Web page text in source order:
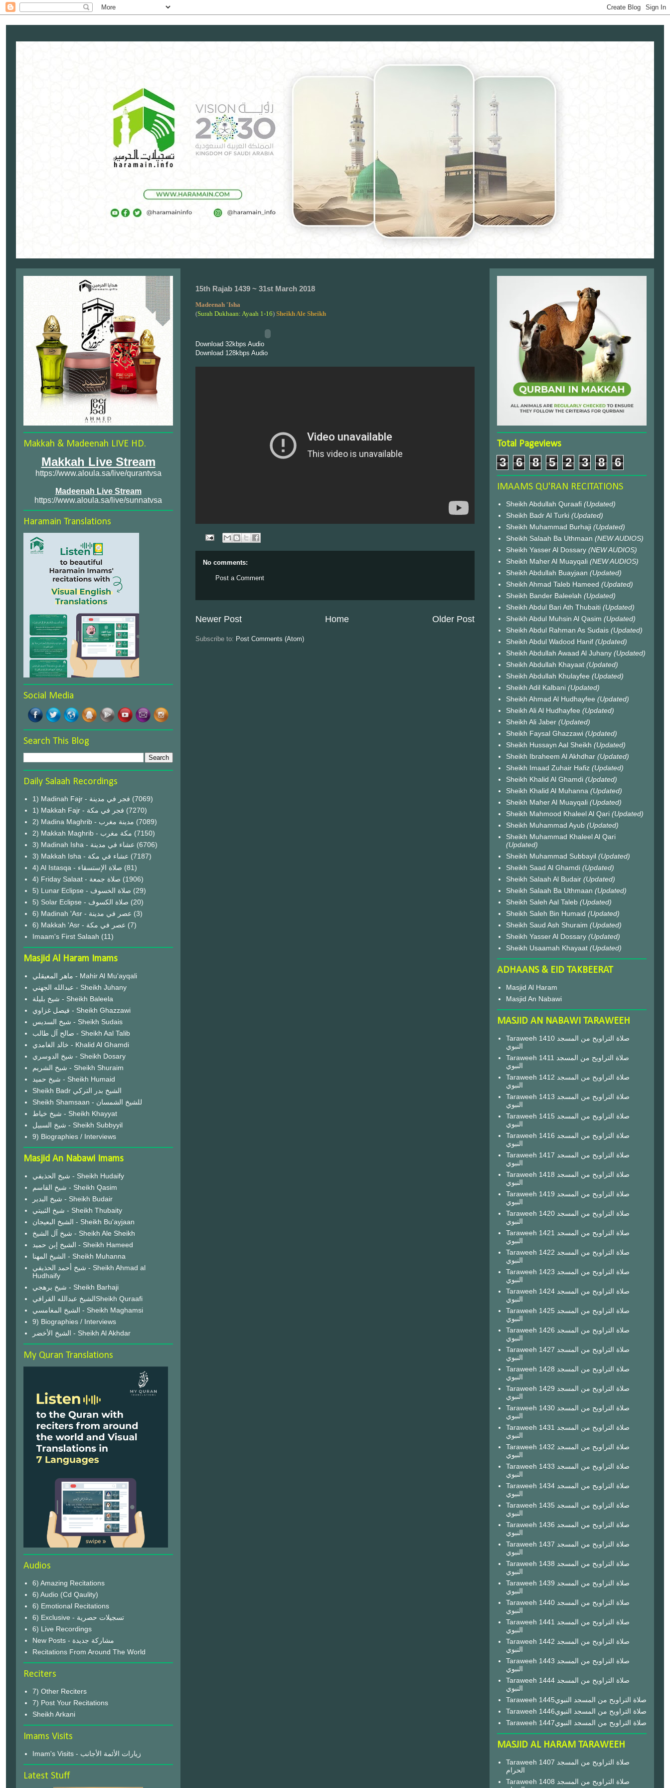
15th Rajab 1439 ~ 31st March 2018
Madeenah 'Isha
(Surah Dukhaan: Ayaah 1-16) Sheikh Ale Sheikh
Download 32kbps Audio
Download 128kbps Audio
No comments:
Post a Comment
Newer Post Older Post
Home
Subscribe to: Post Comments (Atom)
Makkah & Madeenah LIVE HD.
Makkah Live Stream
https://www.aloula.sa/live/qurantvsa
Madeenah Live Stream
https://www.aloula.sa/live/sunnatvsa
Haramain Translations
Social Media
Search This Blog
Daily Salaah Recordings
1) Madinah Fajr - فجر في مدينة (7069)
1) Makkah Fajr - فجر في مكة (7270)
2) Madina Maghrib - مدينة مغرب (7089)
2) Makkah Maghrib - مكة مغرب (7150)
3) Madinah Isha - عشاء في مدينة (6706)
3) Makkah Isha - عشاء في مكة (7187)
4) Al Istasqa - صلاة الإستسقاء (81)
4) Friday Salaat - صلاة جمعة (1906)
5) Lunar Eclipse - صلاة الخسوف (29)
(20)
6) Madinah 'Asr - عصر في مدينة (3)
6) Makkah 'Asr - عصر في مكة (7)
Imaam's First Salaah (11)
Masjid Al Haram Imams
ماهر المعيقلي - Mahir Al Mu'ayqali
عبدالله الجهني - Sheikh Juhany
شيخ بليلة - Sheikh Baleela
فيصل غزاوي - Sheikh Ghazzawi
شيخ السديس - Sheikh Sudais
صالح آل طالب - Sheikh Aal Talib
خالد الغامدي - Khalid Al Ghamdi
شيخ الدوسري - Sheikh Dosary
شيخ الشريم - Sheikh Shuraim
شيخ حميد - Sheikh Humaid
Sheikh Badr الشيخ بدر التركي
Sheikh Shamsaan - للشيخ الشمسان
شيخ خياط - Sheikh Khayyat
شيخ السبيل - Sheikh Subbyyil
9) Biographies / Interviews
Masjid An Nabawi Imams
شيخ الحذيفي - Sheikh Hudaify
شيخ القاسم - Sheikh Qasim
شيخ البدير - Sheikh Budair
شيخ الثبيتي - Sheikh Thubaity
الشيخ البعيجان - Sheikh Bu'ayjaan
شيخ آل الشيخ - Sheikh Ale Sheikh
الشيخ إبن حميد - Sheikh Hameed
الشيخ المهنا - Sheikh Muhanna
شيخ أحمد الحذيفي - Sheikh Ahmad al
Hudhaify
شيخ برهجي - Sheikh Barhaji
الشيخ عبدالله القرافيSheikh Quraafi
الشيخ المغامسي - Sheikh Maghamsi
9) Biographies / Interviews
الشيخ الأخضر - Sheikh Al Akhdar
My Quran Translations
Audios
6) Amazing Recitations
6) Audio (Cd Qaulity)
6) Emotional Recitations
6) Exclusive - تسجيلات حصرية
6) Live Recordings
New Posts - مشاركة جديدة
Recitations From Around The World
Reciters
7) Other Reciters
7) Post Your Recitations
Sheikh Arkani
Imams Visits
Imam's Visits - زيارات الأئمة الأجانب
Latest Stuff
Total Pageviews
3 6 8 5 2 3 8 6
IMAAMS QU'RAN RECITATIONS
Sheikh Abdullah Quraafi (Updated)
Sheikh Badr Al Turki (Updated)
Sheikh Muhammad Burhaji (Updated)
Sheikh Salaah Ba Uthmaan (NEW AUDIOS)
Sheikh Yasser Al Dossary (NEW AUDIOS)
Sheikh Maher Al Muayqali (NEW AUDIOS)
Sheikh Abdullah Buayjaan (Updated)
Sheikh Ahmad Taleb Hameed (Updated)
Sheikh Bander Baleelah (Updated)
Sheikh Abdul Bari Ath Thubaiti (Updated)
Sheikh Abdul Muhsin Al Qasim (Updated)
Sheikh Abdul Rahman As Sudais (Updated)
Sheikh Abdul Wadood Hanif (Updated)
Sheikh Abdullah Awaad Al Juhany (Updated)
Sheikh Abdullah Khayaat (Updated)
Sheikh Abdullah Khulayfee (Updated)
Sheikh Adil Kalbani (Updated)
Sheikh Ahmad Al Hudhayfee (Updated)
Sheikh Ali Al Hudhayfee (Updated)
Sheikh Ali Jaber (Updated)
Sheikh Faysal Ghazzawi (Updated)
Sheikh Hussayn Aal Sheikh (Updated)
Sheikh Ibraheem Al Akhdhar (Updated)
Sheikh Imaad Zuhair Hafiz (Updated)
Sheikh Khalid Al Ghamdi (Updated)
Sheikh Khalid Al Muhanna (Updated)
Sheikh Maher Al Muayqali (Updated)
Sheikh Mahmood Khaleel Al Qari (Updated)
Sheikh Muhammad Ayub (Updated)
Sheikh Muhammad Khaleel Al Qari
(Updated)
Sheikh Muhammad Subbayil (Updated)
Sheikh Saad Al Ghamdi (Updated)
Sheikh Salaah Al Budair (Updated)
Sheikh Salaah Ba Uthmaan (Updated)
Sheikh Saleh Aal Taleb (Updated)
Sheikh Saleh Bin Humaid (Updated)
Sheikh Saud Ash Shuraim (Updated)
Sheikh Yasser Al Dossary (Updated)
Sheikh Usaamah Khayaat (Updated)
ADHAANS & EID TAKBEERAT
Masjid Al Haram
Masjid An Nabawi
MASJID AN NABAWI TARAWEEH
Taraweeh 1410 صلاة التراويح من المسجد
النبوي
Taraweeh 1411 صلاة التراويح من المسجد
النبوي
Taraweeh 1412 صلاة التراويح من المسجد
النبوي
Taraweeh 1413 صلاة التراويح من المسجد
النبوي
Taraweeh 1415 صلاة التراويح من المسجد
النبوي
Taraweeh 1416 صلاة التراويح من المسجد
النبوي
Taraweeh 1417 صلاة التراويح من المسجد
النبوي
Taraweeh 1418 صلاة التراويح من المسجد
النبوي
Taraweeh 1419 صلاة التراويح من المسجد
النبوي
Taraweeh 1420 صلاة التراويح من المسجد
النبوي
Taraweeh 1421 صلاة التراويح من المسجد
النبوي
Taraweeh 1422 صلاة التراويح من المسجد
النبوي
Taraweeh 1423 صلاة التراويح من المسجد
النبوي
Taraweeh 1424 صلاة التراويح من المسجد
النبوي
Taraweeh 1425 صلاة التراويح من المسجد
النبوي
Taraweeh 1426 صلاة التراويح من المسجد
النبوي
Taraweeh 1427 صلاة التراويح من المسجد
النبوي
Taraweeh 1428 صلاة التراويح من المسجد
النبوي
Taraweeh 1429 صلاة التراويح من المسجد
النبوي
Taraweeh 1430 صلاة التراويح من المسجد
النبوي
Taraweeh 1431 صلاة التراويح من المسجد
النبوي
Taraweeh 1432 صلاة التراويح من المسجد
النبوي
Taraweeh 1433 صلاة التراويح من المسجد
النبوي
Taraweeh 1434 صلاة التراويح من المسجد
النبوي
Taraweeh 1435 صلاة التراويح من المسجد
النبوي
Taraweeh 1436 صلاة التراويح من المسجد
النبوي
Taraweeh 1437 صلاة التراويح من المسجد
النبوي
Taraweeh 1438 صلاة التراويح من المسجد
النبوي
Taraweeh 1439 صلاة التراويح من المسجد
النبوي
Taraweeh 1440 صلاة التراويح من المسجد
النبوي
Taraweeh 1441 صلاة التراويح من المسجد
النبوي
Taraweeh 1442 صلاة التراويح من المسجد
النبوي
Taraweeh 1443 صلاة التراويح من المسجد
النبوي
Taraweeh 1444 صلاة التراويح من المسجد
النبوي
Taraweeh 1445صلاة التراويح من المسجد النبوي
Taraweeh 1446صلاة التراويح من المسجد النبوي
Taraweeh 1447صلاة التراويح من المسجد النبوي
MASJID AL HARAM TARAWEEH
Taraweeh 1407 صلاة التراويح من المسجد
الحرام
Taraweeh 1408 صلاة التراويح من المسجد